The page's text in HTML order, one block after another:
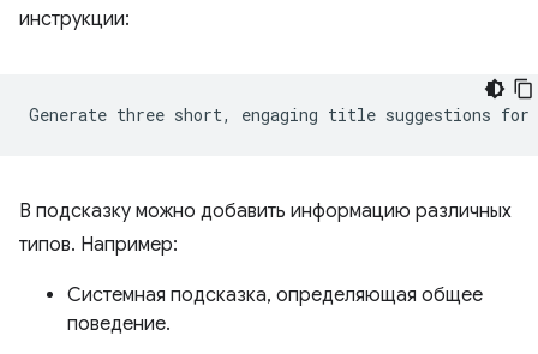
инструкции:
В подсказку можно добавить информацию различных
типов. Например:
Системная подсказка, определяющая общее
поведение.